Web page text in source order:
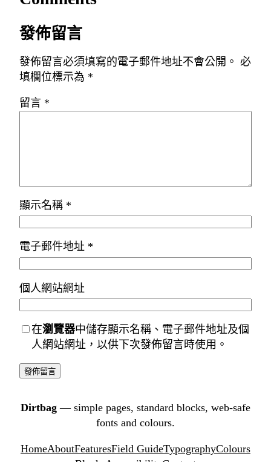
發佈留言
發佈留言必須填寫的電子郵件地址不會公開。 必
填欄位標示為 *
留言 *
顯示名稱 *
電子郵件地址 *
個人網站網址
在瀏覽器中儲存顯示名稱、電子郵件地址及個
人網站網址，以供下次發佈留言時使用。
Dirtbag — simple pages, standard blocks, web-safe
fonts and colours.
HomeAboutFeaturesField GuideTypographyColours